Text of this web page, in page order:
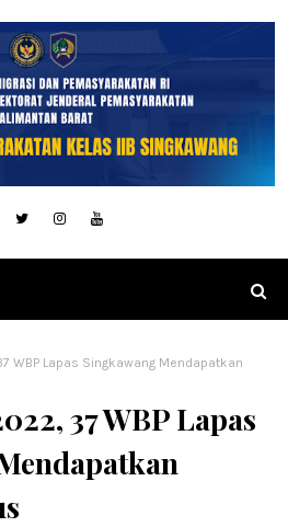
WBP Lapas Singkawang Mendapatkan
37 WBP Lapas